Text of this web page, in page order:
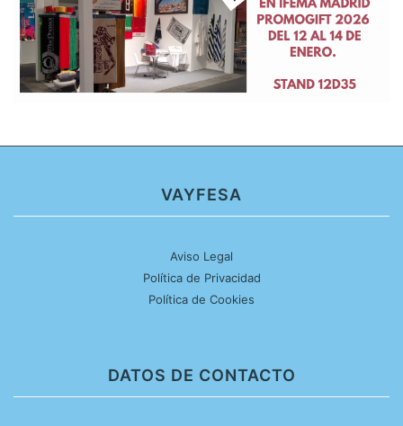
VAYFESA
Aviso Legal
Política de Privacidad
Política de Cookies
DATOS DE CONTACTO